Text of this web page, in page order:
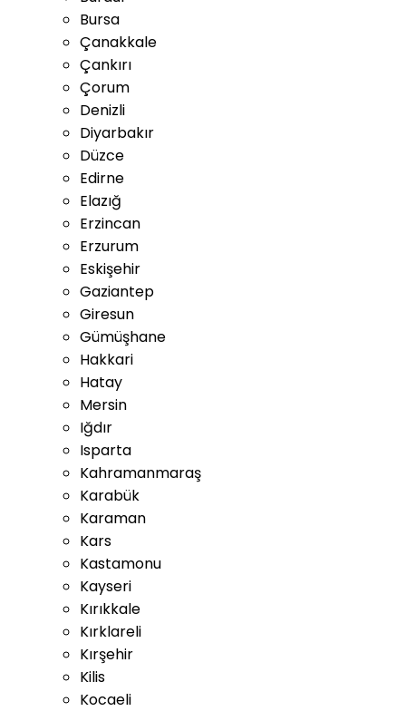
Bursa
Çanakkale
Çankırı
Çorum
Denizli
Diyarbakır
Düzce
Edirne
Elazığ
Erzincan
Erzurum
Eskişehir
Gaziantep
Giresun
Gümüşhane
Hakkari
Hatay
Mersin
Iğdır
Isparta
Kahramanmaraş
Karabük
Karaman
Kars
Kastamonu
Kayseri
Kırıkkale
Kırklareli
Kırşehir
Kilis
Kocaeli